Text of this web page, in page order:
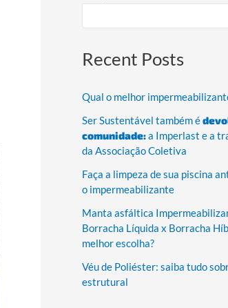
Recent Posts
Qual o melhor
Ser Sustentável também é
comunidade:a Imperlast e a
da Associação Coletiva
Faça a limpeza de sua piscina
o impermeabilizante
Manta asfáltica
Borracha Líquida x Borracha
melhor escolha?
Véu de Poliéster: saiba tudo
estrutural